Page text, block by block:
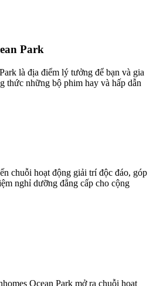
Park
là địa điểm lý tưởng để bạn và gia
thức những bộ phim hay và hấp dẫn
chuỗi hoạt động giải trí độc đáo, góp
nghỉ dưỡng đẳng cấp cho cộng
Ocean Park mở ra chuỗi hoạt